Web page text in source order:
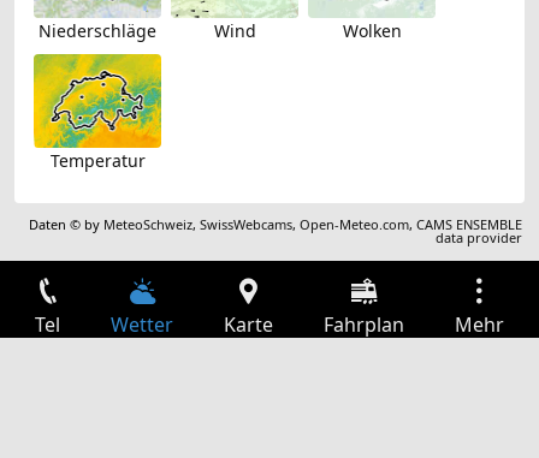
Niederschläge Wind Wolken
Temperatur
Daten © by MeteoSchweiz,SwissWebcams,Open-Meteo.com,CAMS ENSEMBLE
data provider
Tel Wetter Karte Fahrplan Mehr